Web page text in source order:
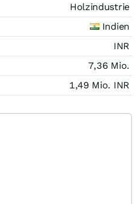
Holzindustrie
Indien
INR
7,36 Mio.
1,49 Mio. INR